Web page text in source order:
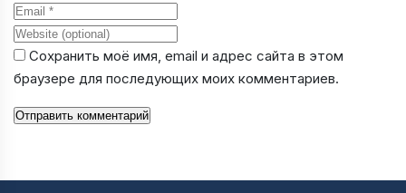
Email
Website
Сохранить моё имя, email и адрес сайта в этом
браузере для последующих моих комментариев.
Отправить комментарий